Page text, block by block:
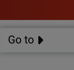
Go to